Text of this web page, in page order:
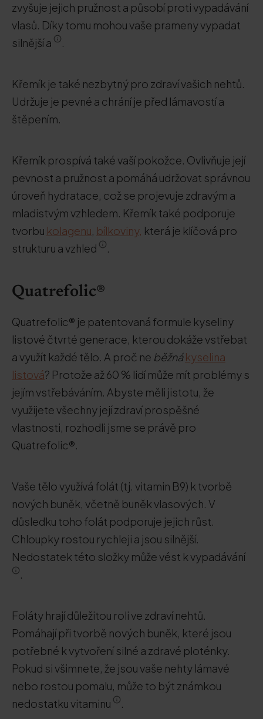
zvyšuje jejich pružnost a působí proti vypadávání
vlasů. Díky tomu mohou vaše prameny vypadat
silnější a
.
Křemík je také nezbytný pro zdraví vašich nehtů.
Udržuje je pevné a chrání je před lámavostí a
štěpením.
Křemík prospívá také vaší pokožce. Ovlivňuje její
pevnost a pružnost a pomáhá udržovat správnou
úroveň hydratace, což se projevuje zdravým a
mladistvým vzhledem. Křemík také podporuje
tvorbu kolagenu, bílkoviny, která je klíčová pro
strukturu a vzhled
.
Quatrefolic®
Quatrefolic® je patentovaná formule kyseliny
listové čtvrté generace, kterou dokáže vstřebat
a využít každé tělo. A proč ne běžná kyselina
listová? Protože až 60 % lidí může mít problémy s
jejím vstřebáváním. Abyste měli jistotu, že
využijete všechny její zdraví prospěšné
vlastnosti, rozhodli jsme se právě pro
Quatrefolic®.
Vaše tělo využívá folát (tj. vitamin B9) k tvorbě
nových buněk, včetně buněk vlasových. V
důsledku toho folát podporuje jejich růst.
Chloupky rostou rychleji a jsou silnější.
Nedostatek této složky může vést k vypadávání
.
Foláty hrají důležitou roli ve zdraví nehtů.
Pomáhají při tvorbě nových buněk, které jsou
potřebné k vytvoření silné a zdravé ploténky.
Pokud si všimnete, že jsou vaše nehty lámavé
nebo rostou pomalu, může to být známkou
nedostatku vitaminu
.